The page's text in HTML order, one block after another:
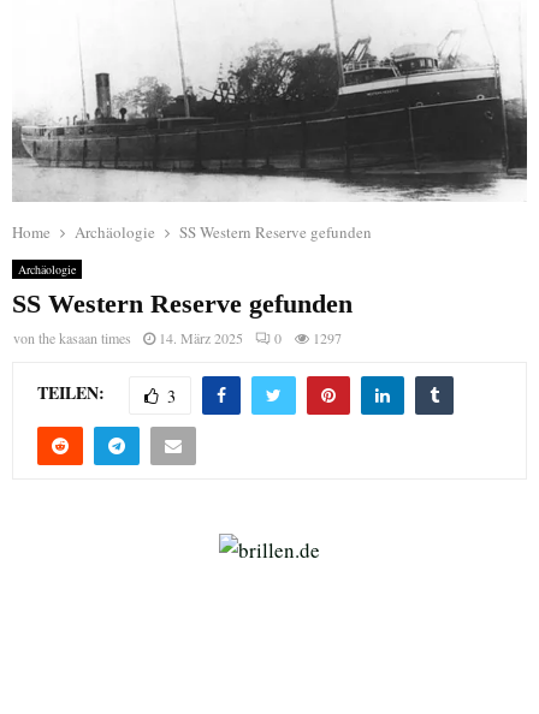
Home Archäologie SS Western Reserve gefunden
Archäologie
SS Western Reserve gefunden
von the kasaan times 14. März 2025 0 1297
TEILEN: 3